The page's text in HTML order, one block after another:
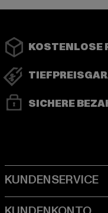
KOSTENLOSE
SICHERE